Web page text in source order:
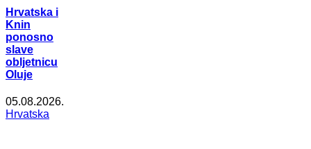
Hrvatska i
Knin
ponosno
slave
obljetnicu
Oluje
05.08.2026.
Hrvatska